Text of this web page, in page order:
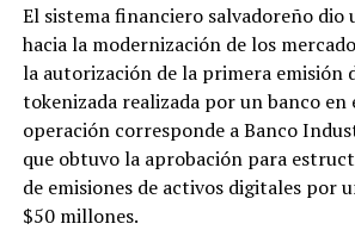
El sistema financiero salvadoreño dio
hacia la modernización de los
la autorización de la primera emisión
tokenizada realizada por un banco en
operación corresponde a Banco
que obtuvo la aprobación para
de emisiones de activos digitales por
$50 millones.